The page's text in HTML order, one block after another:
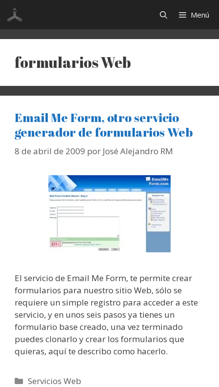
Saltar
contenido
Menú
formularios Web
Email Me Form, otro servicio
generador de formularios Web
8 de abril de 2009 por José Alejandro RM
El servicio de Email Me Form, te permite crear
formularios para nuestro sitio Web, sólo se
requiere un simple registro para acceder a este
servicio, y en unos seis pasos ya tienes un
formulario base creado, una vez terminado
puedes clonarlo y crear los formularios que
quieras, aquí te describo como hacerlo.
Categorías
Servicios Web